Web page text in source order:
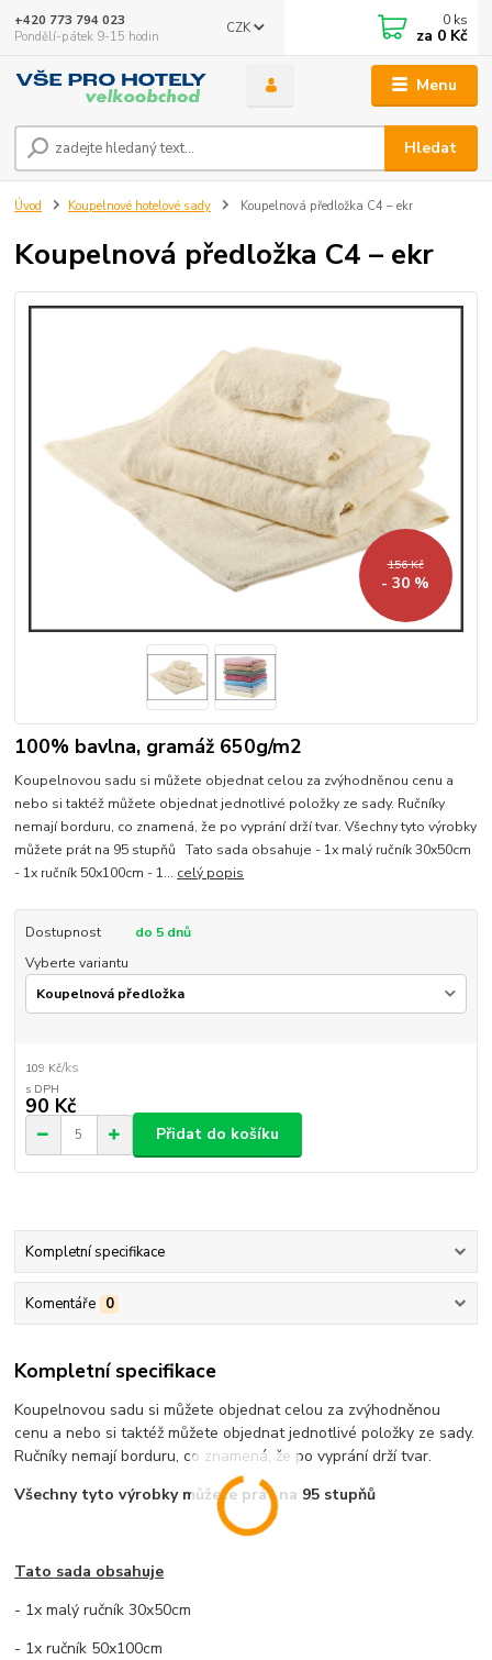
Menu
CZK
Hledat
+420 773 794 023
Pondělí-pátek 9-15 hodin
0 ks
za 0 Kč
Úvod Koupelnové hotelové sady Koupelnová předložka C4 – ekr
Koupelnová předložka C4 – ekr
156 Kč
- 30 %
100% bavlna, gramáž 650g/m2
Koupelnovou sadu si můžete objednat celou za zvýhodněnou cenu a
nebo si taktéž můžete objednat jednotlivé položky ze sady. Ručníky
nemají borduru, co znamená, že po vyprání drží tvar. Všechny tyto výrobky
můžete prát na 95 stupňů Tato sada obsahuje - 1x malý ručník 30x50cm
- 1x ručník 50x100cm - 1... celý popis
Dostupnost
do 5 dnů
Vyberte variantu
109 Kč/ks
90 Kč
Přidat do košíku
Kompletní specifikace
Komentáře 0
Kompletní specifikace
Koupelnovou sadu si můžete objednat celou za zvýhodněnou
cenu a nebo si taktéž můžete objednat jednotlivé položky ze sady.
Ručníky nemají borduru, co znamená, že po vyprání drží tvar.
Všechny tyto výrobky můžete prát na 95 stupňů
Tato sada obsahuje
- 1x malý ručník 30x50cm
- 1x ručník 50x100cm